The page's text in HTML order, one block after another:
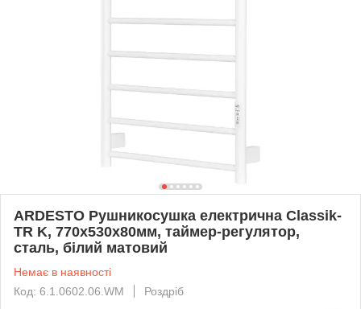
ARDESTO Рушникосушка електрична Classik-
TR K, 770x530х80мм, таймер-регулятор,
сталь, білий матовий
Немає в наявності
Код: 6.1.0602.06.WM
Роздріб